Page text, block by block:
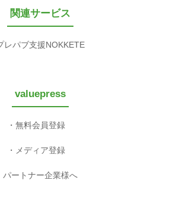
関連サービス
レパブ支援NOKKETE
valuepress
無料会員登録
メディア登録
パートナー企業様へ